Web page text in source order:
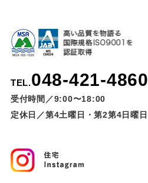
TEL.048-421-4860
受付時間／9:00〜18:00
定休日／第4土曜日・第2第4日曜日